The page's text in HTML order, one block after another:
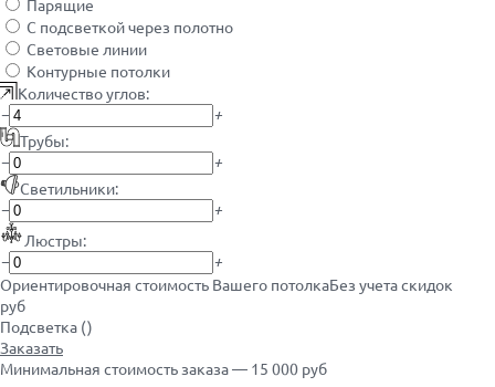
Парящие
С подсветкой через полотно
Световые линии
Контурные потолки
Количество углов:
− +
Трубы:
− +
Светильники:
− +
Люстры:
− +
Ориентировочная стоимость Вашего потолкаБез учета скидок
руб
Подсветка ()
Заказать
Минимальная стоимость заказа — 15 000 руб